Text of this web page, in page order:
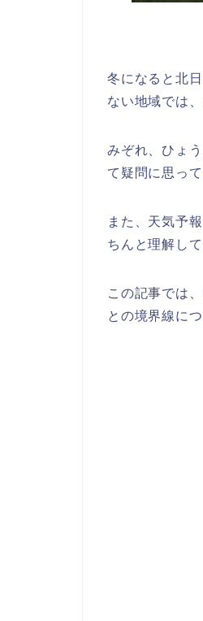
冬になると北
ない地域では
みぞれ、ひょ
て疑問に思っ
また、天気予
ちんと理解し
この記事では
との境界線に